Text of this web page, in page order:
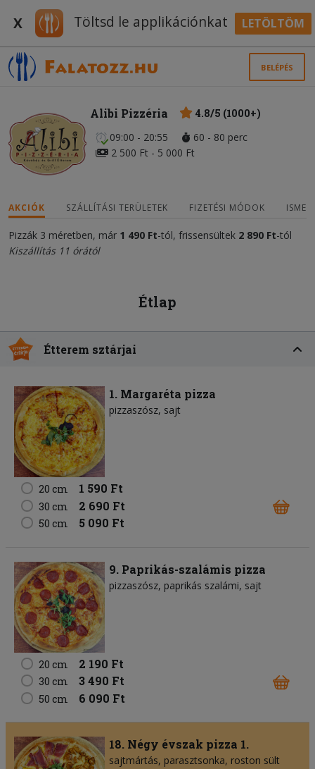
X Töltsd le applikációnkat LETÖLTÖM
BELÉPÉS
Alibi Pizzéria
4.8/5 (1000+)
09:00 - 20:55
60 - 80 perc
2 500 Ft - 5 000 Ft
AKCIÓK SZÁLLÍTÁSI TERÜLETEK FIZETÉSI MÓDOK
Pizzák 3 méretben, már 1 490 Ft-tól, frissensültek 2 890 Ft-tól
Kiszállítás 11 órától
Étlap
Étterem sztárjai
1. Margaréta pizza
pizzaszósz sajt
20 cm 1 590 Ft
30 cm 2 690 Ft
50 cm 5 090 Ft
9. Paprikás-szalámis pizza
pizzaszósz paprikás szalámi sajt
20 cm 2 190 Ft
30 cm 3 490 Ft
50 cm 6 090 Ft
18. Négy évszak pizza 1.
sajtmártás parasztsonka roston sült